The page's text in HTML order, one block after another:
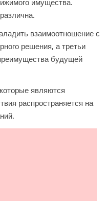
имущества.
взаимоотношение с
решения, а третьи
будущей
являются
распространяется на